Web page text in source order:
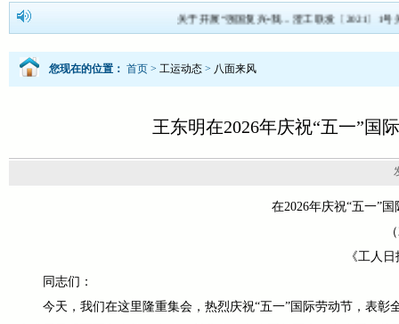
关于开展“强国复兴•我... 澄工联发〔2021〕1号
您现在的位置： 首页 > 工运动态 > 八面来风
王东明在2026年庆祝“五一”国
在2026年庆祝“五一”
《工人
同志们：
今天，我们在这里隆重集会，热烈庆祝“五一”国际劳动节，表